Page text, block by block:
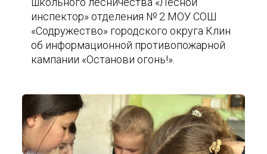
инспектор» отделения № 2 МОУ СОШ
«Содружество» городского округа Клин
об информационной противопожарной
кампании «Останови огонь!».